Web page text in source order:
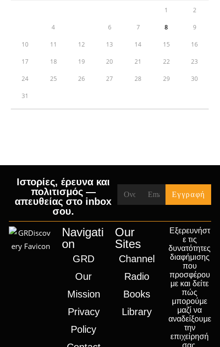
1 2
4 6 7 8 9
10 11 12 13 14 15 16
17 18 19 20 21 22 23
24 25 26 27 28 29 30
31
Ιστορίες, έρευνα και
πολιτισμός —
απευθείας στο inbox
σου.
Navigati
on
GRD
Our
Mission
Privacy
Policy
Our
Sites
Channel
Radio
Books
Library
Εξερευνήστ
ε τις
δυνατότητες
διαφήμισης
που
προσφέρου
με και δείτε
πώς
μπορούμε
μαζί να
αναδείξουμε
την
επιχείρησή
σας.